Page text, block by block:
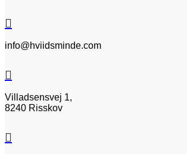

info@hviidsminde.com

Villadsensvej 1,
8240 Risskov
